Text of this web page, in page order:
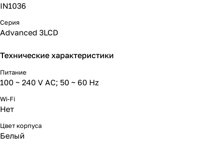
IN1036
Серия
Advanced 3LCD
Технические характеристики
Питание
100 ~ 240 V AC; 50 ~ 60 Hz
Wi-Fi
Нет
Цвет корпуса
Белый